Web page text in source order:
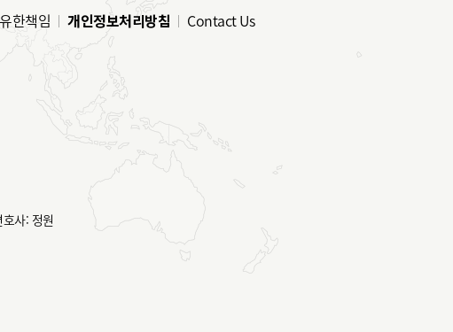
유한책임 개인정보처리방침 Contact Us
사: 정원